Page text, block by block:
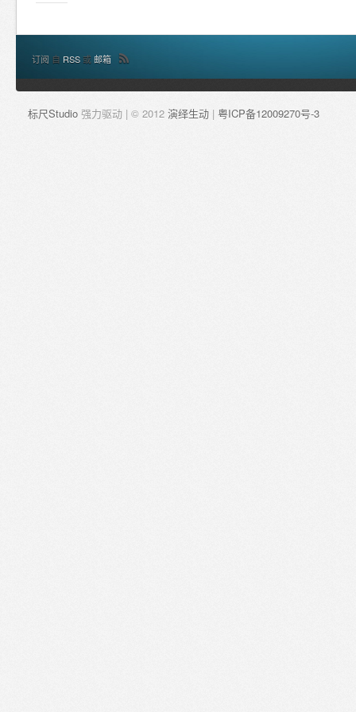
订阅 自 RSS 或 邮箱
标尺Studio 强力驱动 | © 2012 演绎生动 | 粤ICP备12009270号-3